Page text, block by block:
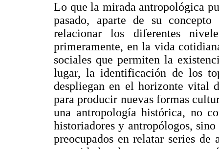
Lo que la mirada antropológica
pasado, aparte de su
relacionar los diferentes
primeramente, en la vida
sociales que permiten la
lugar, la identificación de los
despliegan en el horizonte vital
para producir nuevas formas
una antropología histórica, no
historiadores y antropólogos,
preocupados en relatar series